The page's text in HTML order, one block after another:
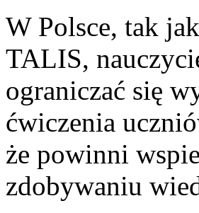
W Polsce, tak
TALIS,
ograniczać się
ćwiczenia
że powinni
zdobywaniu